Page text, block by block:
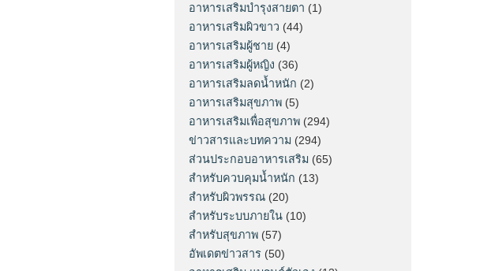
อาหารเสริมบำรุงสายตา (1)
อาหารเสริมผิวขาว (44)
อาหารเสริมผู้ชาย (4)
อาหารเสริมผู้หญิง (36)
อาหารเสริมลดน้ำหนัก (2)
อาหารเสริมสุขภาพ (5)
อาหารเสริมเพื่อสุขภาพ (294)
ข่าวสารและบทความ (294)
ส่วนประกอบอาหารเสริม (65)
สำหรับควบคุมน้ำหนัก (13)
สำหรับผิวพรรณ (20)
สำหรับระบบภายใน (10)
สำหรับสุขภาพ (57)
อัพเดตข่าวสาร (50)